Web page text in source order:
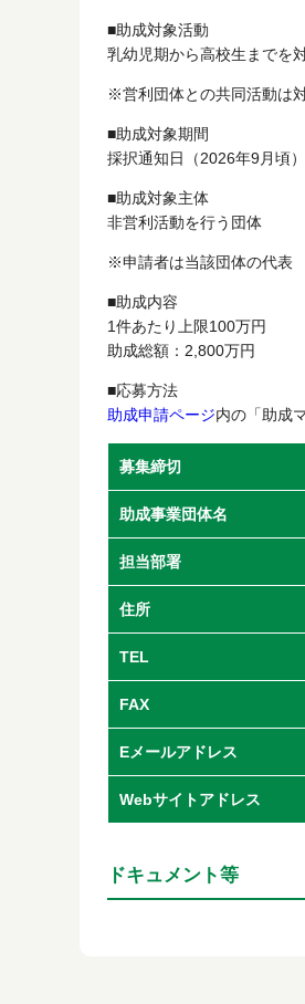
■助成対象活動
乳幼児期から高校生までを
※営利団体との共同活動は
■助成対象期間
採択通知日（2026年9月頃
■助成対象主体
非営利活動を行う団体
※申請者は当該団体の代表
■助成内容
1件あたり上限100万円
助成総額：2,800万円
■応募方法
助成申請ページ内の「助成
募集締切
助成事業団体名
担当部署
住所
TEL
FAX
Eメールアドレス
Webサイトアドレス
ドキュメント等